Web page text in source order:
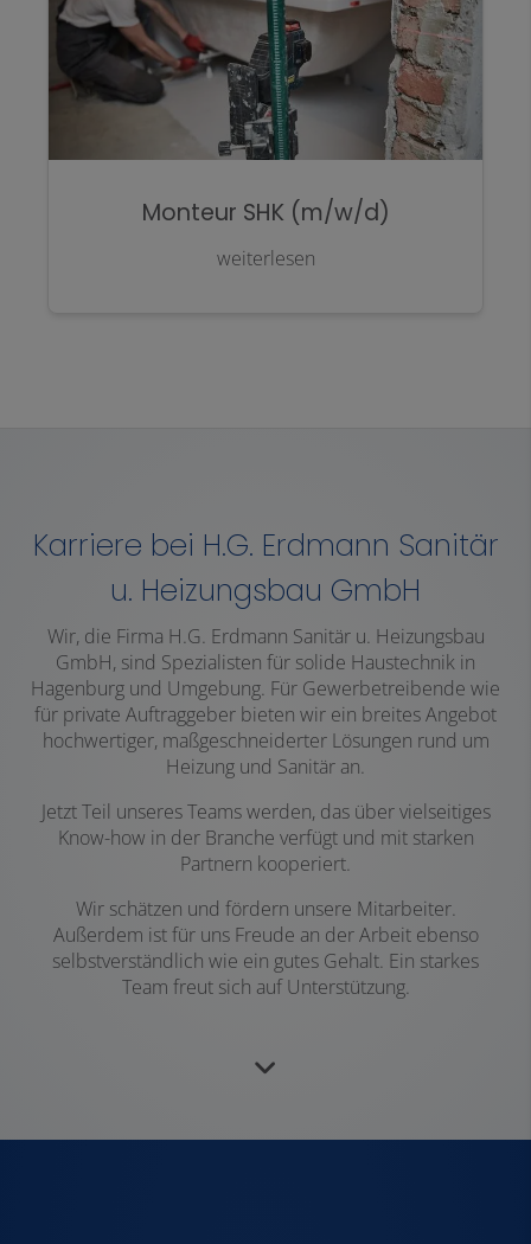
Monteur SHK (m/w/d)
weiterlesen
Karriere bei H.G. Erdmann Sanitär
u. Heizungsbau GmbH
Wir, die Firma H.G. Erdmann Sanitär u. Heizungsbau
GmbH, sind Spezialisten für solide Haustechnik in
Hagenburg und Umgebung. Für Gewerbetreibende wie
für private Auftraggeber bieten wir ein breites Angebot
hochwertiger, maßgeschneiderter Lösungen rund um
Heizung und Sanitär an.
Jetzt Teil unseres Teams werden, das über vielseitiges
Know-how in der Branche verfügt und mit starken
Partnern kooperiert.
Wir schätzen und fördern unsere Mitarbeiter.
Außerdem ist für uns Freude an der Arbeit ebenso
selbstverständlich wie ein gutes Gehalt. Ein starkes
Team freut sich auf Unterstützung.